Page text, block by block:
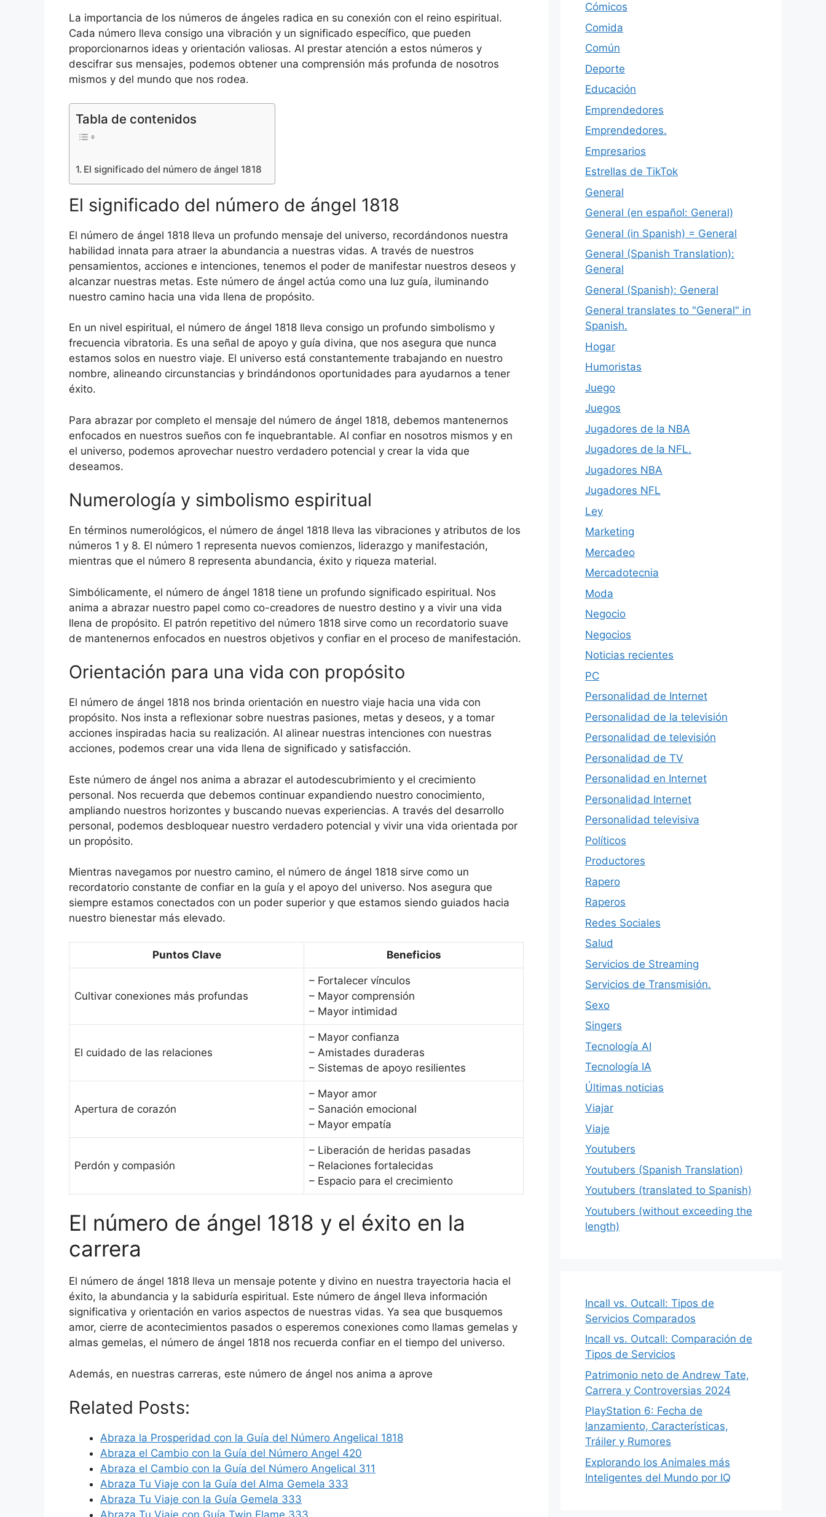
La importancia de los números de ángeles radica en su conexión con el reino espiritual.
Cada número lleva consigo una vibración y un significado específico, que pueden
proporcionarnos ideas y orientación valiosas. Al prestar atención a estos números y
descifrar sus mensajes, podemos obtener una comprensión más profunda de nosotros
mismos y del mundo que nos rodea.
Tabla de contenidos
El significado del número de ángel 1818
El significado del número de ángel 1818
El número de ángel 1818 lleva un profundo mensaje del universo, recordándonos nuestra
habilidad innata para atraer la abundancia a nuestras vidas. A través de nuestros
pensamientos, acciones e intenciones, tenemos el poder de manifestar nuestros deseos y
alcanzar nuestras metas. Este número de ángel actúa como una luz guía, iluminando
nuestro camino hacia una vida llena de propósito.
En un nivel espiritual, el número de ángel 1818 lleva consigo un profundo simbolismo y
frecuencia vibratoria. Es una señal de apoyo y guía divina, que nos asegura que nunca
estamos solos en nuestro viaje. El universo está constantemente trabajando en nuestro
nombre, alineando circunstancias y brindándonos oportunidades para ayudarnos a tener
éxito.
Para abrazar por completo el mensaje del número de ángel 1818, debemos mantenernos
enfocados en nuestros sueños con fe inquebrantable. Al confiar en nosotros mismos y en
el universo, podemos aprovechar nuestro verdadero potencial y crear la vida que
deseamos.
Numerología y simbolismo espiritual
En términos numerológicos, el número de ángel 1818 lleva las vibraciones y atributos de los
números 1 y 8. El número 1 representa nuevos comienzos, liderazgo y manifestación,
mientras que el número 8 representa abundancia, éxito y riqueza material.
Simbólicamente, el número de ángel 1818 tiene un profundo significado espiritual. Nos
anima a abrazar nuestro papel como co-creadores de nuestro destino y a vivir una vida
llena de propósito. El patrón repetitivo del número 1818 sirve como un recordatorio suave
de mantenernos enfocados en nuestros objetivos y confiar en el proceso de manifestación.
Orientación para una vida con propósito
El número de ángel 1818 nos brinda orientación en nuestro viaje hacia una vida con
propósito. Nos insta a reflexionar sobre nuestras pasiones, metas y deseos, y a tomar
acciones inspiradas hacia su realización. Al alinear nuestras intenciones con nuestras
acciones, podemos crear una vida llena de significado y satisfacción.
Este número de ángel nos anima a abrazar el autodescubrimiento y el crecimiento
personal. Nos recuerda que debemos continuar expandiendo nuestro conocimiento,
ampliando nuestros horizontes y buscando nuevas experiencias. A través del desarrollo
personal, podemos desbloquear nuestro verdadero potencial y vivir una vida orientada por
un propósito.
Mientras navegamos por nuestro camino, el número de ángel 1818 sirve como un
recordatorio constante de confiar en la guía y el apoyo del universo. Nos asegura que
siempre estamos conectados con un poder superior y que estamos siendo guiados hacia
nuestro bienestar más elevado.
Puntos Clave Beneficios
Cultivar conexiones más profundas
– Fortalecer vínculos
– Mayor comprensión
– Mayor intimidad
El cuidado de las relaciones
– Mayor confianza
– Amistades duraderas
– Sistemas de apoyo resilientes
Apertura de corazón
– Mayor amor
– Sanación emocional
– Mayor empatía
Perdón y compasión
– Liberación de heridas pasadas
– Relaciones fortalecidas
– Espacio para el crecimiento
El número de ángel 1818 y el éxito en la
carrera
El número de ángel 1818 lleva un mensaje potente y divino en nuestra trayectoria hacia el
éxito, la abundancia y la sabiduría espiritual. Este número de ángel lleva información
significativa y orientación en varios aspectos de nuestras vidas. Ya sea que busquemos
amor, cierre de acontecimientos pasados ​​o esperemos conexiones como llamas gemelas y
almas gemelas, el número de ángel 1818 nos recuerda confiar en el tiempo del universo.
Además, en nuestras carreras, este número de ángel nos anima a aprove
Related Posts:
Abraza la Prosperidad con la Guía del Número Angelical 1818
Abraza el Cambio con la Guía del Número Angel 420
Abraza el Cambio con la Guía del Número Angelical 311
Abraza Tu Viaje con la Guía del Alma Gemela 333
Abraza Tu Viaje con la Guía Gemela 333
Cómicos
Comida
Común
Deporte
Educación
Emprendedores
Emprendedores.
Empresarios
Estrellas de TikTok
General
General (en español: General)
General (in Spanish) = General
General (Spanish Translation):
General
General (Spanish): General
General translates to "General" in
Spanish.
Hogar
Humoristas
Juego
Juegos
Jugadores de la NBA
Jugadores de la NFL.
Jugadores NBA
Jugadores NFL
Ley
Marketing
Mercadeo
Mercadotecnia
Moda
Negocio
Negocios
Noticias recientes
PC
Personalidad de Internet
Personalidad de la televisión
Personalidad de televisión
Personalidad de TV
Personalidad en Internet
Personalidad Internet
Personalidad televisiva
Políticos
Productores
Rapero
Raperos
Redes Sociales
Salud
Servicios de Streaming
Servicios de Transmisión.
Sexo
Singers
Tecnología AI
Tecnología IA
Últimas noticias
Viajar
Viaje
Youtubers
Youtubers (Spanish Translation)
Youtubers (translated to Spanish)
Youtubers (without exceeding the
length)
Incall vs. Outcall: Tipos de
Servicios Comparados
Incall vs. Outcall: Comparación de
Tipos de Servicios
Patrimonio neto de Andrew Tate,
Carrera y Controversias 2024
PlayStation 6: Fecha de
lanzamiento, Características,
Tráiler y Rumores
Explorando los Animales más
Inteligentes del Mundo por IQ